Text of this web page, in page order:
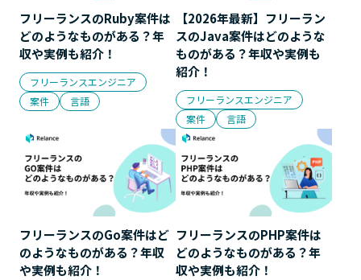
フリーランスのRuby案件は
どのようなものがある？年
収や実例も紹介！
フリーランスエンジニア
案件
言語
【2026年最新】フリーラン
スのJava案件はどのような
ものがある？年収や実例も
紹介！
フリーランスエンジニア
案件
言語
フリーランスのGo案件はど
のようなものがある？年収
や実例も紹介！
フリーランスのPHP案件は
どのようなものがある？年
収や実例も紹介！